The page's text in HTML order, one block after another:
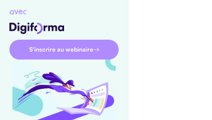
avec
S'inscrire au webinaire